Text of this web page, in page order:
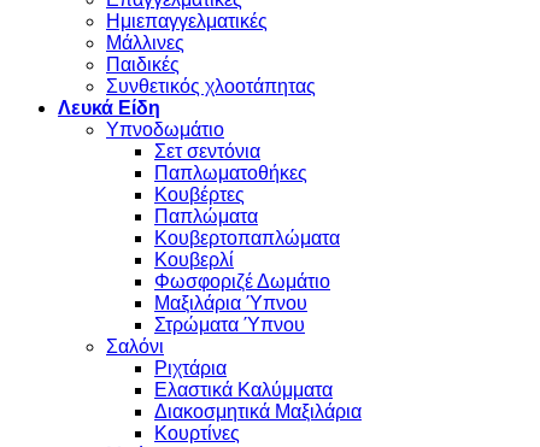
Ημιεπαγγελματικές
Μάλλινες
Παιδικές
Συνθετικός χλοοτάπητας
Λευκά Είδη
Υπνοδωμάτιο
Σετ σεντόνια
Παπλωματοθήκες
Κουβέρτες
Παπλώματα
Κουβερτοπαπλώματα
Κουβερλί
Φωσφοριζέ Δωμάτιο
Μαξιλάρια Ύπνου
Στρώματα Ύπνου
Σαλόνι
Ριχτάρια
Ελαστικά Καλύμματα
Διακοσμητικά Μαξιλάρια
Κουρτίνες